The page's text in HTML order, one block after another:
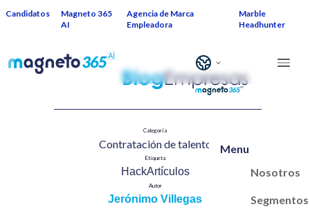
Candidatos
Magneto 365
AI
Agencia de Marca
Empleadora
Marble
Headhunter
Menu
Nosotros
Segmentos
Categoría
Contratación de talent​o
Etiqueta
HackArtículos
Autor
Jerónimo Villegas